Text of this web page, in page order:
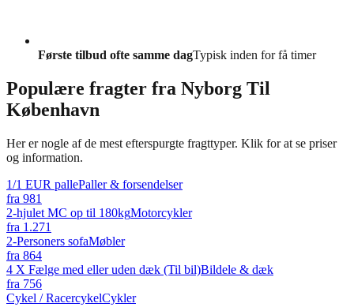
Første tilbud ofte samme dagTypisk inden for få timer
Populære fragter fra Nyborg Til
København
Her er nogle af de mest efterspurgte fragttyper. Klik for at se priser
og information.
1/1 EUR pallePaller & forsendelser
fra 981
2-hjulet MC op til 180kgMotorcykler
fra 1.271
2-Personers sofaMøbler
fra 864
4 X Fælge med eller uden dæk (Til bil)Bildele & dæk
fra 756
Cykel / RacercykelCykler